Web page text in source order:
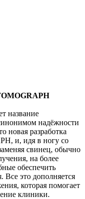
название
надёжности
новая разработка
и, идя в ногу со
свинец, обычно
на более
обеспечить
Все это дополняется
которая помогает
клиники.